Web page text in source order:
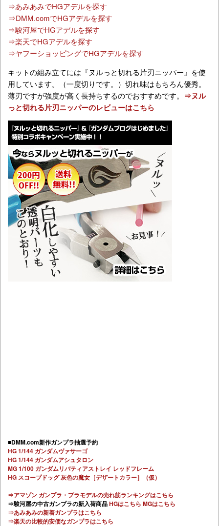
⇒あみあみでHGアデルを探す
⇒DMM.comでHGアデルを探す
⇒駿河屋でHGアデルを探す
⇒楽天でHGアデルを探す
⇒ヤフーショッピングでHGアデルを探す
キットの組み立てには『ヌルっと切れる片刃ニッパー』を使
用しています。（一度切りです。）切れ味はもちろん優秀。
薄刃ですが強度が高く長持ちするのでおすすめです。 ⇒ヌル
っと切れる片刃ニッパーのレビューはこちら
■DMM.com新作ガンプラ抽選予約
HG 1/144 ガンダムヴァサーゴ
HG 1/144 ガンダムアシュタロン
MG 1/100 ガンダムリバティアストレイ レッドフレーム
HG スコープドッグ 灰色の魔女［デザートカラー］（仮）
⇒アマゾン ガンプラ・プラモデルの売れ筋ランキングはこちら
⇒駿河屋の中古ガンプラの新入荷商品HGはこちら MGはこちら
⇒あみあみの新着ガンプラはこちら
⇒楽天の比較的安価なガンプラはこちら